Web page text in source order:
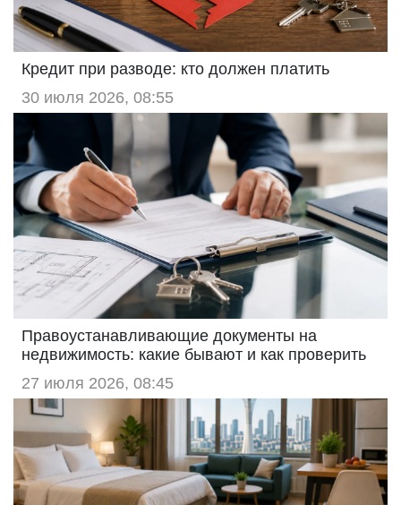
Кредит при разводе: кто должен платить
30 июля 2026, 08:55
Правоустанавливающие документы на
недвижимость: какие бывают и как проверить
27 июля 2026, 08:45